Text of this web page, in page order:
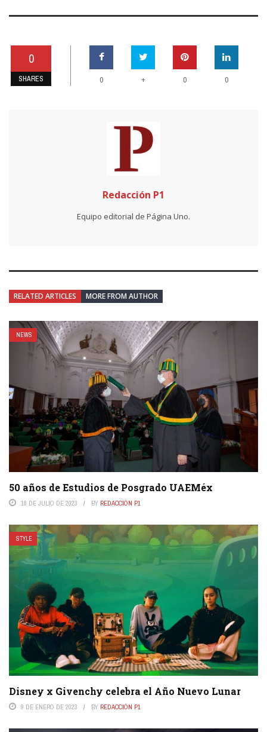
0
SHARES 0 + 0 0
Redacción P1
Equipo editorial de Página Uno.
RELATED ARTICLES MORE FROM AUTHOR
NEWS
50 años de Estudios de Posgrado UAEMéx
18 DE JULIO DE 2023 BY REDACCIÓN P1
STYLE
Disney x Givenchy celebra el Año Nuevo Lunar
9 DE ENERO DE 2023 BY REDACCIÓN P1